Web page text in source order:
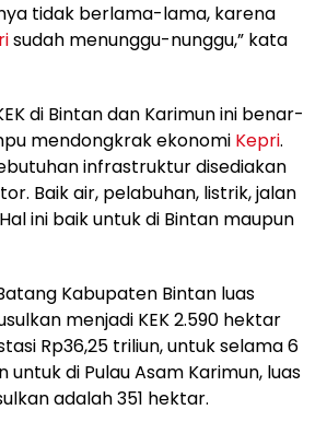
tidak berlama-lama, karena
sudah menunggu-nunggu,” kata
di Bintan dan Karimun ini benar-
mendongkrak ekonomi Kepri.
infrastruktur disediakan
Baik air, pelabuhan, listrik, jalan
ini baik untuk di Bintan maupun
Kabupaten Bintan luas
menjadi KEK 2.590 hektar
Rp36,25 triliun, untuk selama 6
untuk di Pulau Asam Karimun, luas
adalah 351 hektar.